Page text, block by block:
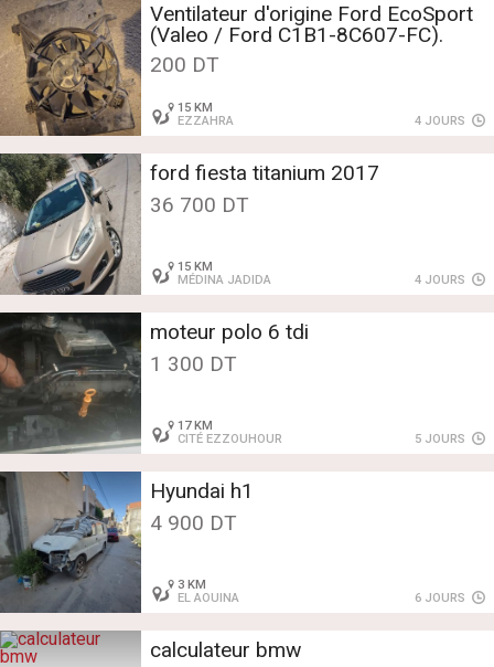
Ventilateur d'origine Ford EcoSport
(Valeo / Ford C1B1-8C607-FC).
200 DT
15 KM
EZZAHRA
4 JOURS
ford fiesta titanium 2017
36 700 DT
15 KM
MÉDINA JADIDA
4 JOURS
moteur polo 6 tdi
1 300 DT
17 KM
CITÉ EZZOUHOUR
5 JOURS
Hyundai h1
4 900 DT
3 KM
EL AOUINA
6 JOURS
calculateur bmw